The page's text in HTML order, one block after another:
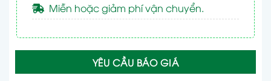
Miễn hoặc giảm phí vận chuyển.
YÊU CẦU BÁO GIÁ